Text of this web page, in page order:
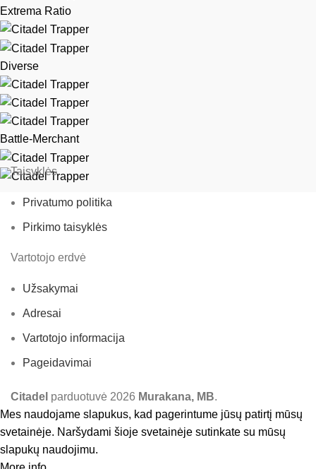
Extrema Ratio
Diverse
Battle-Merchant
Taisyklės
Privatumo politika
Pirkimo taisyklės
Vartotojo erdvė
Užsakymai
Adresai
Vartotojo informacija
Pageidavimai
Citadel parduotuvė 2026 Murakana, MB.
Mes naudojame slapukus, kad pagerintume jūsų patirtį mūsų
svetainėje. Naršydami šioje svetainėje sutinkate su mūsų
slapukų naudojimu.